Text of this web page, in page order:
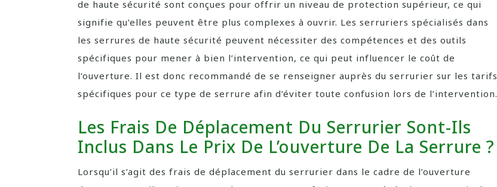
de haute sécurité sont conçues pour offrir un niveau de protection supérieur, ce qui
signifie qu’elles peuvent être plus complexes à ouvrir. Les serruriers spécialisés dans
les serrures de haute sécurité peuvent nécessiter des compétences et des outils
spécifiques pour mener à bien l’intervention, ce qui peut influencer le coût de
l’ouverture. Il est donc recommandé de se renseigner auprès du serrurier sur les tarifs
spécifiques pour ce type de serrure afin d’éviter toute confusion lors de l’intervention.
Les Frais De Déplacement Du Serrurier Sont-Ils
Inclus Dans Le Prix De L’ouverture De La Serrure ?
Lorsqu’il s’agit des frais de déplacement du serrurier dans le cadre de l’ouverture